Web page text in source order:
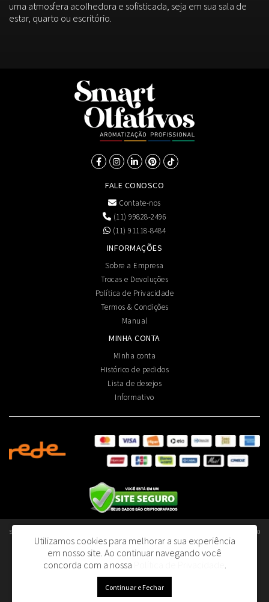
uma atmosfera acolhedora e sofisticada, seja em sua sala de
estar, quarto ou escritório.
FALE CONOSCO
Contate-nos
(11) 99828-2496
(11) 91118-8484
INFORMAÇÕES
Sobre a Empresa
Trocas e Devoluções
Política de Privacidade
Termos & Condições
Manual
MINHA CONTA
Minha conta
Histórico de pedidos
Lista de desejos
Informativo
Smart Olfativos Aromatização Profissional de Ambientes Ltda - CNPJ: 40.376.045/0001-80
- I.E.: 130.392.690.110
R. Dom João V, 153 - Lapa | São Paulo/SP - 05075-060
Smart Olfativos © 2026
Utilizamos cookies para melhorar a sua experiência
em nosso site. Ao continuar navegando você
concorda com a nossa
.
Continuar e Fechar